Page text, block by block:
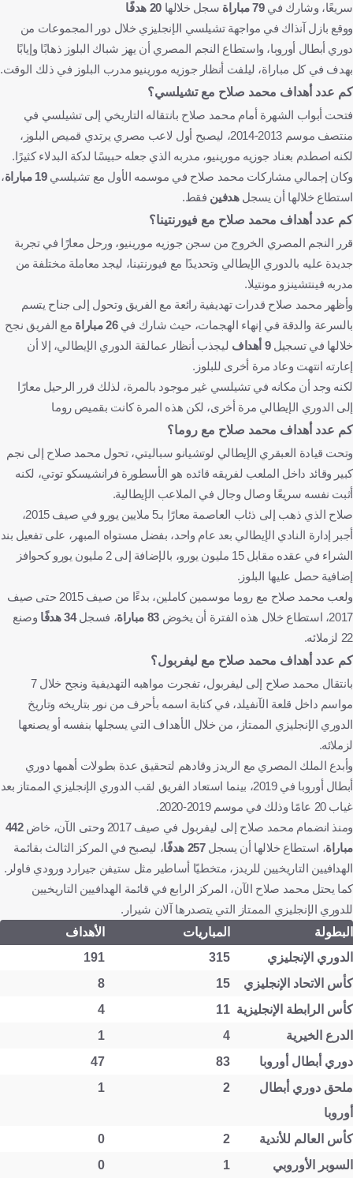
سريعًا، وشارك في79 مباراة سجل خلالها20 هدفًا
ووقع بازل آنذاك في مواجهة تشيلسي الإنجليزي خلال دور المجموعات من
دوري أبطال أوروبا، واستطاع النجم المصري أن يهز شباك البلوز ذهابًا وإيابًا
بهدف في كل مباراة، ليلفت أنظار جوزيه مورينيو مدرب البلوز في ذلك الوقت.
كم عدد أهداف محمد صلاح مع تشيلسي؟
فتحت أبواب الشهرة أمام محمد صلاح بانتقاله التاريخي إلى تشيلسي في
منتصف موسم 2013-2014، ليصبح أول لاعب مصري يرتدي قميص البلوز،
لكنه اصطدم بعناد جوزيه مورينيو، مدربه الذي جعله حبيسًا لدكة البدلاء كثيرًا.
وكان إجمالي مشاركات محمد صلاح في موسمه الأول مع تشيلسي19 مباراة
،
استطاع خلالها أن يسجلهدفين فقط.
كم عدد أهداف محمد صلاح مع فيورنتينا؟
قرر النجم المصري الخروج من سجن جوزيه مورينيو، ورحل معارًا في تجربة
جديدة عليه بالدوري الإيطالي وتحديدًا مع فيورنتينا، ليجد معاملة مختلفة من
مدربه فينتشينزو مونتيلا.
وأظهر محمد صلاح قدرات تهديفية رائعة مع الفريق وتحول إلى جناح يتسم
بالسرعة والدقة في إنهاء الهجمات، حيث شارك في26 مباراة
مع الفريق نجح
خلالها في تسجيل9 أهداف
ليجذب أنظار عمالقة الدوري الإيطالي، إلا أن
إعارته انتهت وعاد مرة أخرى للبلوز.
لكنه وجد أن مكانه في تشيلسي غير موجود بالمرة، لذلك قرر الرحيل معارًا
إلى الدوري الإيطالي مرة أخرى، لكن هذه المرة كانت بقميص روما
كم عدد أهداف محمد صلاح مع روما؟
وتحت قيادة العبقري الإيطالي لوتشيانو سباليتي، تحول محمد صلاح إلى نجم
كبير وقائد داخل الملعب لفريقه قائده هو الأسطورة فرانشيسكو توتي، لكنه
أثبت نفسه سريعًا وصال وجال في الملاعب الإيطالية.
صلاح الذي ذهب إلى ذئاب العاصمة معارًا بـ5 ملايين يورو في صيف 2015،
أجبر إدارة النادي الإيطالي بعد عام واحد، بفضل مستواه المبهر، على تفعيل بند
الشراء في عقده مقابل 15 مليون يورو، بالإضافة إلى 2 مليون يورو كحوافز
إضافية حصل عليها البلوز.
ولعب محمد صلاح مع روما موسمين كاملين، بدءًا من صيف 2015 حتى صيف
2017، استطاع خلال هذه الفترة أن يخوض
83 مباراة ، فسجل34 هدفًا
وصنع
22 لزملائه.
كم عدد أهداف محمد صلاح مع ليفربول؟
بانتقال محمد صلاح إلى ليفربول، تفجرت مواهبه التهديفية ونجح خلال 7
مواسم داخل قلعة الآنفيلد، في كتابة اسمه بأحرف من نور بتاريخه وتاريخ
الدوري الإنجليزي الممتاز، من خلال الأهداف التي يسجلها بنفسه أو يصنعها
لزملائه.
وأبدع الملك المصري مع الريدز وقادهم لتحقيق عدة بطولات أهمها دوري
أبطال أوروبا في 2019، بينما استعاد الفريق لقب الدوري الإنجليزي الممتاز بعد
غياب 20 عامًا وذلك في موسم 2019-2020.
ومنذ انضمام محمد صلاح إلى ليفربول في صيف 2017 وحتى الآن، خاض
442
مباراة، استطاع خلالها أن يسجل257 هدفًا
، ليصبح في المركز الثالث بقائمة
الهدافيين التاريخيين للريدز، متخطيًا أساطير مثل ستيفن جيرارد ورودي فاولر.
كما يحتل محمد صلاح الآن، المركز الرابع في قائمة الهدافيين التاريخيين
للدوري الإنجليزي الممتاز التي يتصدرها آلان شيرار.
البطولة
المباريات
الأهداف
الدوري الإنجليزي
315
191
كأس الاتحاد الإنجليزي
15
8
كأس الرابطة الإنجليزية 11
4
الدرع الخيرية
4
1
دوري أبطال أوروبا
83
47
ملحق دوري أبطال
أوروبا
2
1
كأس العالم للأندية 2
0
السوبر الأوروبي
1
0